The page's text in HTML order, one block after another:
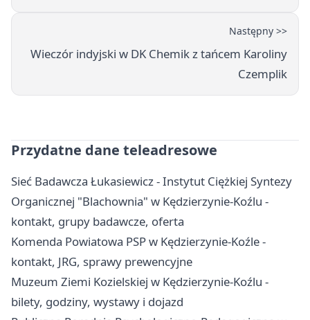
Następny >>
Wieczór indyjski w DK Chemik z tańcem Karoliny
Czemplik
Przydatne dane teleadresowe
Sieć Badawcza Łukasiewicz - Instytut Ciężkiej Syntezy
Organicznej "Blachownia" w Kędzierzynie-Koźlu -
kontakt, grupy badawcze, oferta
Komenda Powiatowa PSP w Kędzierzynie-Koźle -
kontakt, JRG, sprawy prewencyjne
Muzeum Ziemi Kozielskiej w Kędzierzynie-Koźlu -
bilety, godziny, wystawy i dojazd